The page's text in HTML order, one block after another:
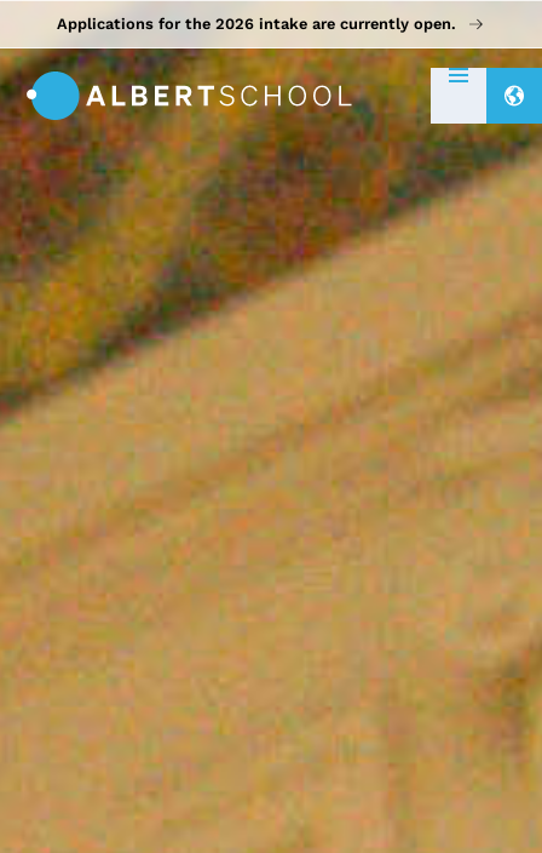
Applications for the 2026 intake are currently open.